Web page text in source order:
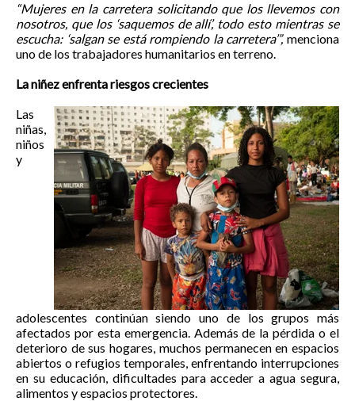
“Mujeres en la carretera solicitando que los llevemos con
nosotros, que los ‘saquemos de allí’, todo esto mientras se
escucha: ‘salgan se está rompiendo la carretera’”,menciona
uno de los trabajadores humanitarios en terreno.
La niñez enfrenta riesgos crecientes
Las
niñas,
niños
y
adolescentes continúan siendo uno de los grupos más
afectados por esta emergencia. Además de la pérdida o el
deterioro de sus hogares, muchos permanecen en espacios
abiertos o refugios temporales, enfrentando interrupciones
en su educación, dificultades para acceder a agua segura,
alimentos y espacios protectores.